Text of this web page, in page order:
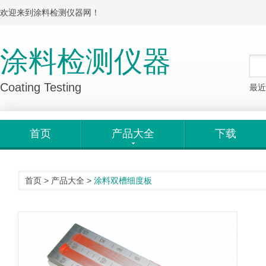
欢迎来到涂料检测仪器网！
涂料检测仪器
Coating Testing 最
首页 产品大全 下载
首页 > 产品大全 > 涂料双槽细度板